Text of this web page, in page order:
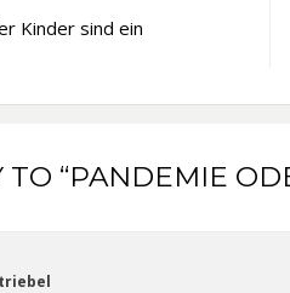
Kinder sind ein
TO “PANDEMIE